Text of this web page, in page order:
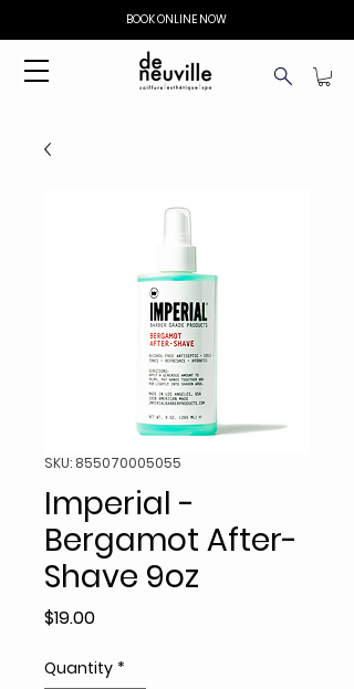
BOOK ONLINE NOW
SKU: 855070005055
Imperial -
Bergamot After-
Shave 9oz
$19.00Price
Quantity *